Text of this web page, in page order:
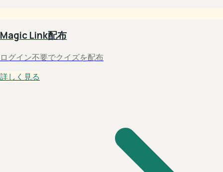
Magic Link配布
ログイン不要でクイズを配布
詳しく見る